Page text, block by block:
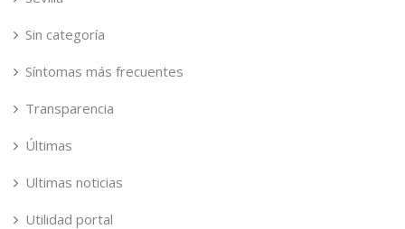
Sin categoría
Síntomas más frecuentes
Transparencia
Últimas
Ultimas noticias
Utilidad portal